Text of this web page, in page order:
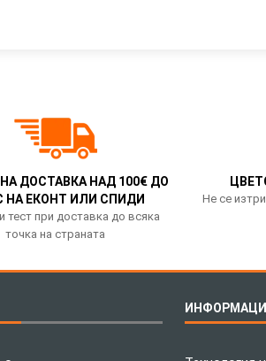
ДОСТАВКА НАД 100€ ДО
НА ЕКОНТ ИЛИ СПИДИ
тест при доставка до всяка
точка на страната
Не се